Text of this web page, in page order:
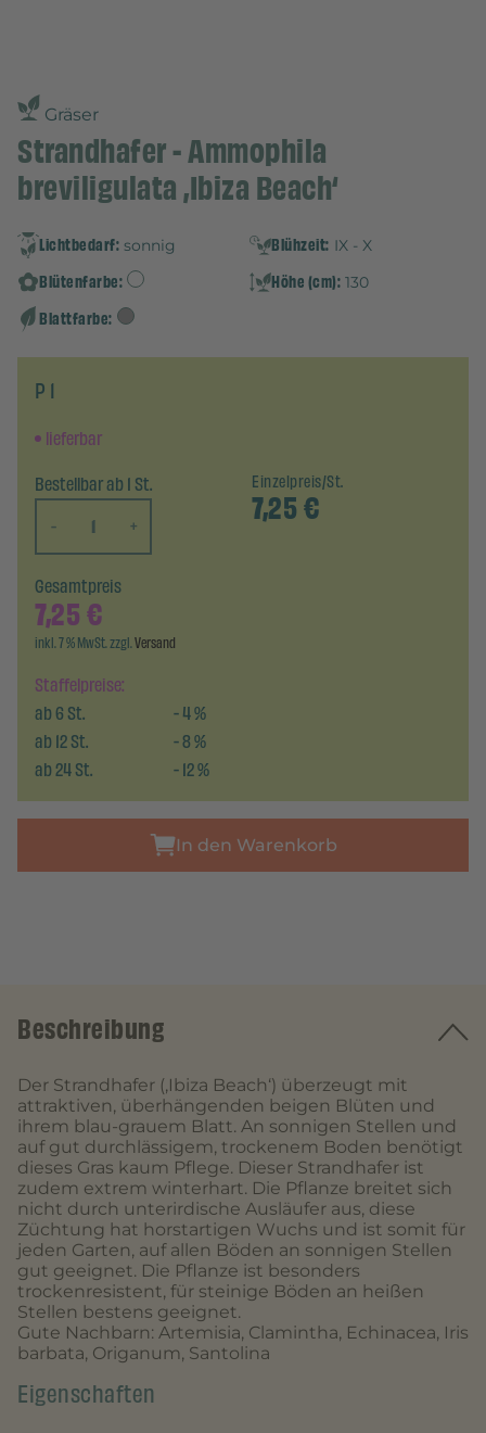
Gräser
Strandhafer - Ammophila
breviligulata ‚Ibiza Beach‘
Lichtbedarf: sonnig Blühzeit: IX - X
Blütenfarbe: Höhe (cm): 130
Blattfarbe:
P 1
lieferbar
Bestellbar ab 1 St.
-
+
Einzelpreis/St.
7,25€
Staffelpreise:
ab6St. -4%
ab12St. -8%
ab24St. -12%
Gesamtpreis
7,25€
inkl. 7 % MwSt. zzgl.Versand
In den Warenkorb
Beschreibung
Der Strandhafer (‚Ibiza Beach‘) überzeugt mit
attraktiven, überhängenden beigen Blüten und
ihrem blau-grauem Blatt. An sonnigen Stellen und
auf gut durchlässigem, trockenem Boden benötigt
dieses Gras kaum Pflege. Dieser Strandhafer ist
zudem extrem winterhart. Die Pflanze breitet sich
nicht durch unterirdische Ausläufer aus, diese
Züchtung hat horstartigen Wuchs und ist somit für
jeden Garten, auf allen Böden an sonnigen Stellen
gut geeignet. Die Pflanze ist besonders
trockenresistent, für steinige Böden an heißen
Stellen bestens geeignet.
Gute Nachbarn: Artemisia, Clamintha, Echinacea, Iris
barbata, Origanum, Santolina
Eigenschaften